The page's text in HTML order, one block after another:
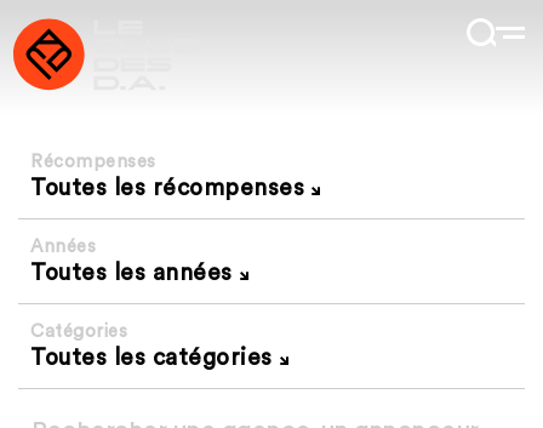
Récompenses
Toutes les récompenses
Années
Toutes les années
Catégories
Toutes les catégories